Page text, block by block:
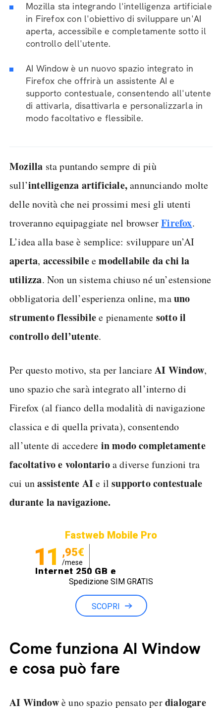
Mozilla sta integrando l'intelligenza artificiale
in Firefox con l'obiettivo di sviluppare un'AI
aperta, accessibile e completamente sotto il
controllo dell'utente.
AI Window è un nuovo spazio integrato in
Firefox che offrirà un assistente AI e
supporto contestuale, consentendo all'utente
di attivarla, disattivarla e personalizzarla in
modo facoltativo e flessibile.
Mozilla sta puntando sempre di più
sull’intelligenza artificiale,annunciando molte
delle novità che nei prossimi mesi gli utenti
troveranno equipaggiate nel browserFirefox.
L’idea alla base è semplice: sviluppare un’AI
aperta, accessibileemodellabile da chi la
utilizza. Non un sistema chiuso né un’estensione
obbligatoria dell’esperienza online, mauno
strumento flessibilee pienamente sotto il
controllo dell’utente.
Per questo motivo, sta per lanciareAI Window,
uno spazio che sarà integrato all’interno di
Firefox (al fianco della modalità di navigazione
classica e di quella privata), consentendo
all’utente di accedere in modo completamente
facoltativo e volontarioa diverse funzioni tra
cui unassistente AIe ilsupporto contestuale
durante la navigazione.
Fastweb Mobile Pro
11 ,95€
/mese
Internet 250 GB e
Minuti illimitati
Spedizione SIM GRATIS
SCOPRI
Come funziona AI Window
e cosa può fare
AI Windowè uno spazio pensato perdialogare